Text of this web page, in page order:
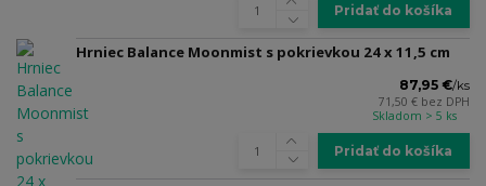
Pridať do košíka
Hrniec Balance Moonmist s pokrievkou 24 x 11,5 cm
87,95 €/ks
71,50 € bez DPH
Skladom > 5 ks
Pridať do košíka